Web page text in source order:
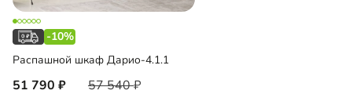
-10%
Распашной шкаф Дарио-4.1.1
51 790 57 540